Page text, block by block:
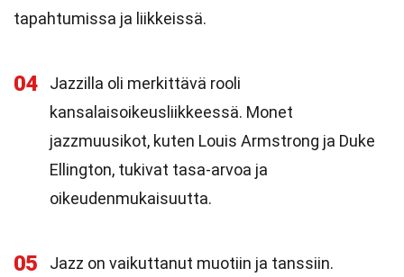
tapahtumissa ja liikkeissä.
04
Jazzilla oli merkittävä rooli
kansalaisoikeusliikkeessä. Monet
jazzmuusikot, kuten Louis Armstrong ja Duke
Ellington, tukivat tasa-arvoa ja
oikeudenmukaisuutta.
05
Jazz on vaikuttanut muotiin ja tanssiin.